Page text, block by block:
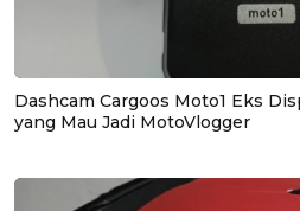
Dashcam Cargoos Moto1 Eks
yang Mau Jadi MotoVlogger